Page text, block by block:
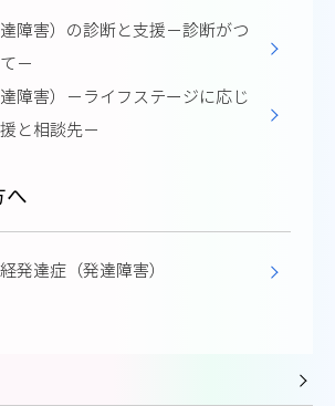
障害）の診断と支援－診断がつ
－
障害）－ライフステージに応じ
と相談先－
へ
発達症（発達障害）